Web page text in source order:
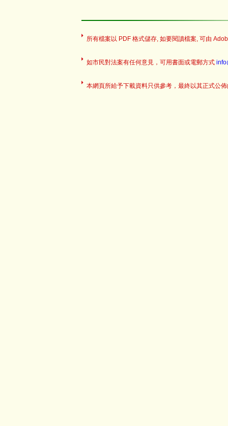
所有檔案以 PDF 格式儲存, 如要閱讀檔案, 可由
如市民對法案有任何意見，可用書面或電郵方式
本網頁所給予下載資料只供參考，最終以其正式公